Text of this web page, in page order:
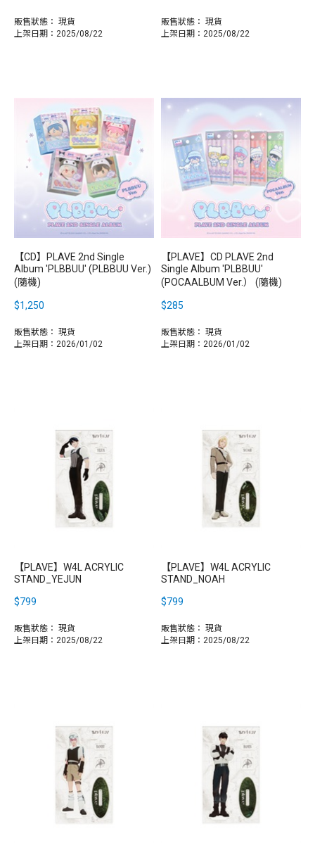
販售狀態： 現貨
上架日期：2025/08/22
販售狀態： 現貨
上架日期：2025/08/22
【CD】PLAVE 2nd Single
Album 'PLBBUU' (PLBBUU Ver.)
(隨機)
$1,250
販售狀態： 現貨
上架日期：2026/01/02
【PLAVE】CD PLAVE 2nd
Single Album 'PLBBUU'
(POCAALBUM Ver.） (隨機)
$285
販售狀態： 現貨
上架日期：2026/01/02
【PLAVE】W4L ACRYLIC
STAND_YEJUN
$799
販售狀態： 現貨
上架日期：2025/08/22
【PLAVE】W4L ACRYLIC
STAND_NOAH
$799
販售狀態： 現貨
上架日期：2025/08/22